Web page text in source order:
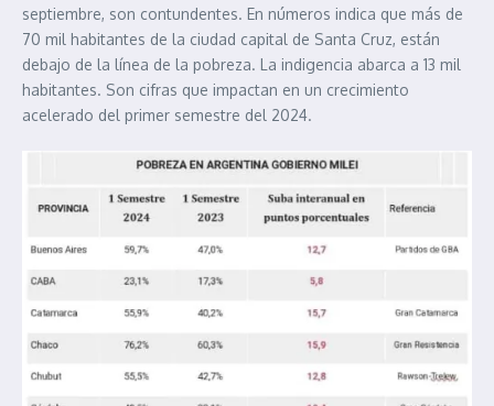
septiembre, son contundentes. En números indica que más de
70 mil habitantes de la ciudad capital de Santa Cruz, están
debajo de la línea de la pobreza. La indigencia abarca a 13 mil
habitantes. Son cifras que impactan en un crecimiento
acelerado del primer semestre del 2024.